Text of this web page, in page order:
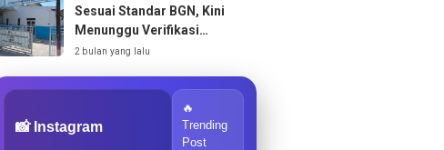
Sesuai Standar BGN, Kini
Menunggu Verifikasi
Operasional
2 bulan yang lalu
📸 Instagram
🔥
Trending
Post